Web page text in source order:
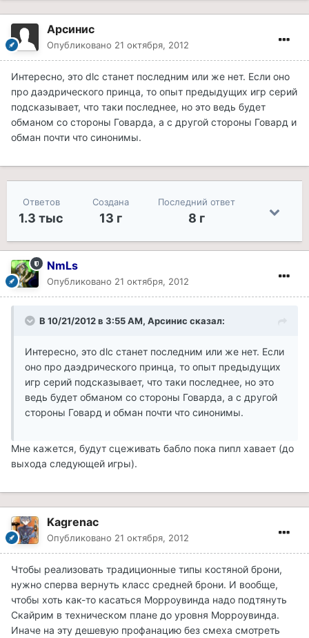
Арсинис
Опубликовано 21 октября, 2012
Интересно, это dlc станет последним или же нет. Если оно
про даэдрического принца, то опыт предыдущих игр серий
подсказывает, что таки последнее, но это ведь будет
обманом со стороны Говарда, а с другой стороны Говард и
обман почти что синонимы.
Ответов
1.3 тыс
Создана
13 г
Последний ответ
8 г
NmLs
Опубликовано 21 октября, 2012
В 10/21/2012 в 3:55 AM, Арсинис сказал:
Интересно, это dlc станет последним или же нет. Если
оно про даэдрического принца, то опыт предыдущих
игр серий подсказывает, что таки последнее, но это
ведь будет обманом со стороны Говарда, а с другой
стороны Говард и обман почти что синонимы.
Мне кажется, будут сцеживать бабло пока пипл хавает (до
выхода следующей игры).
Kagrenac
Опубликовано 21 октября, 2012
Чтобы реализовать традиционные типы костяной брони,
нужно сперва вернуть класс средней брони. И вообще,
чтобы хоть как-то касаться Морроувинда надо подтянуть
Скайрим в техническом плане до уровня Морроувинда.
Иначе на эту дешевую профанацию без смеха смотреть